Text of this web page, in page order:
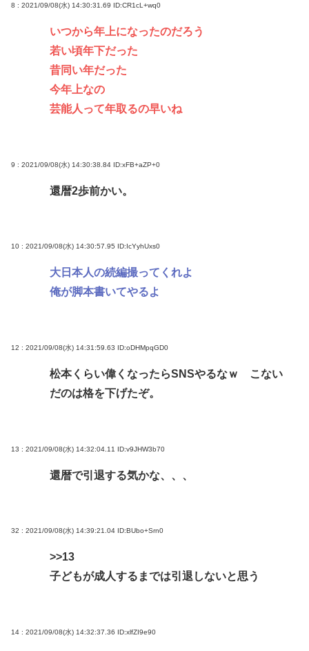
8 : 2021/09/08(水) 14:30:31.69 ID:CR1cL+wq0
いつから年上になったのだろう
若い頃年下だった
昔同い年だった
今年上なの
芸能人って年取るの早いね
9 : 2021/09/08(水) 14:30:38.84 ID:xFB+aZP+0
還暦2歩前かい。
10 : 2021/09/08(水) 14:30:57.95 ID:IcYyhUxs0
大日本人の続編撮ってくれよ
俺が脚本書いてやるよ
12 : 2021/09/08(水) 14:31:59.63 ID:oDHMpqGD0
松本くらい偉くなったらSNSやるなｗ こない
だのは格を下げたぞ。
13 : 2021/09/08(水) 14:32:04.11 ID:v9JHW3b70
還暦で引退する気かな、、、
32 : 2021/09/08(水) 14:39:21.04 ID:BUbo+Srn0
>>13
子どもが成人するまでは引退しないと思う
14 : 2021/09/08(水) 14:32:37.36 ID:xlfZI9e90